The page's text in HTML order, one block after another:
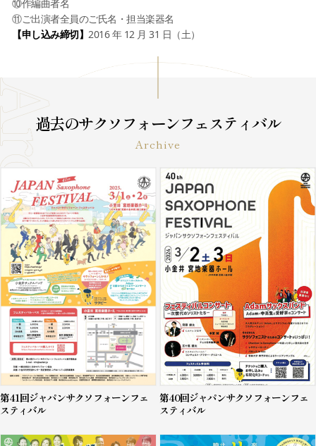
⑩作編曲者名
⑪ご出演者全員のご氏名・担当楽器名
【申し込み締切】 2016 年 12 月 31 日（土）
過去のサクソフォーンフェスティバル
Archive
第41回ジャパンサクソフォーンフェ
スティバル
第40回ジャパンサクソフォーンフェ
スティバル